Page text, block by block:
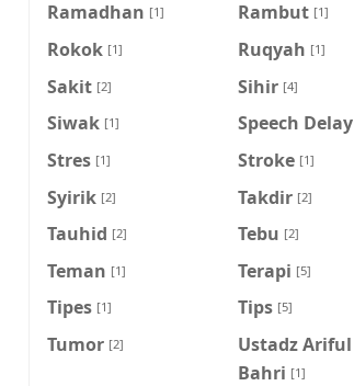
Ramadhan [1] Rambut [1]
Rokok [1] Ruqyah [1]
Sakit [2] Sihir [4]
Siwak [1] Speech Delay
Stres [1] Stroke [1]
Syirik [2] Takdir [2]
Tauhid [2] Tebu [2]
Teman [1] Terapi [5]
Tipes [1] Tips [5]
Tumor [2]
Ustadz Ariful
Bahri [1]